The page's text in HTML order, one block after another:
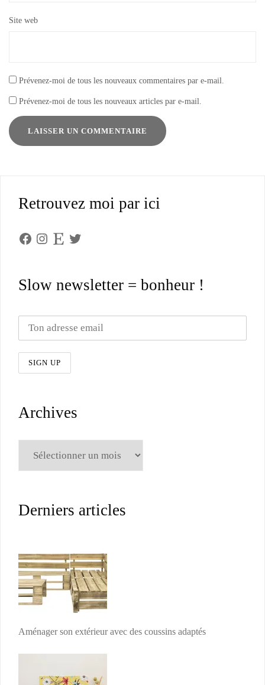
Site web
Prévenez-moi de tous les nouveaux commentaires par e-mail.
Prévenez-moi de tous les nouveaux articles par e-mail.
Retrouvez moi par ici
Facebook
Instagram
Etsy Twitter
Slow newsletter = bonheur !
Archives
Derniers articles
Aménager son extérieur avec des coussins adaptés